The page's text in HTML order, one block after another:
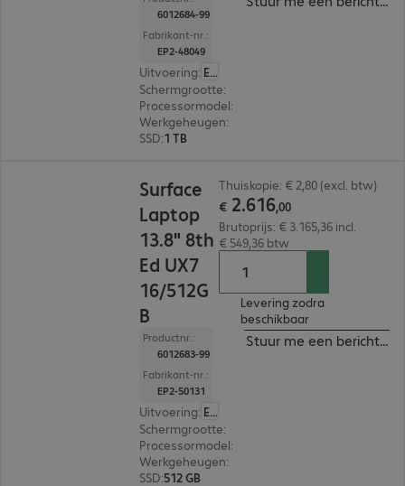
6012684-99
Fabrikant-nr.:
EP2-48049
Uitvoering: Europa
Schermgrootte:
Processormodel:
Werkgeheugen:
SSD:1 TB
Surface
Laptop
13.8" 8th
Ed UX7
16/512G
B
Productnr.:
6012683-99
Fabrikant-nr.:
EP2-50131
Uitvoering: Europa
Schermgrootte:
Processormodel:
Werkgeheugen:
SSD:512 GB
Thuiskopie: € 2,80 (excl. btw)
€ 2.616,00
Brutoprijs: € 3.165,36 incl.
€ 549,36 btw
Levering zodra
beschikbaar
Stuur me een bericht